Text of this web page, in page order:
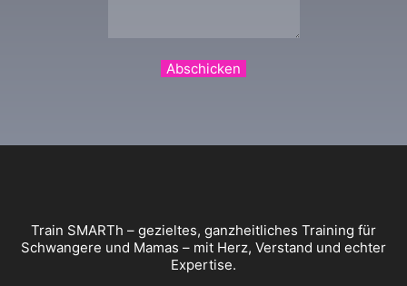
Abschicken
Train SMARTh – gezieltes, ganzheitliches Training für
Schwangere und Mamas – mit Herz, Verstand und echter
Expertise.